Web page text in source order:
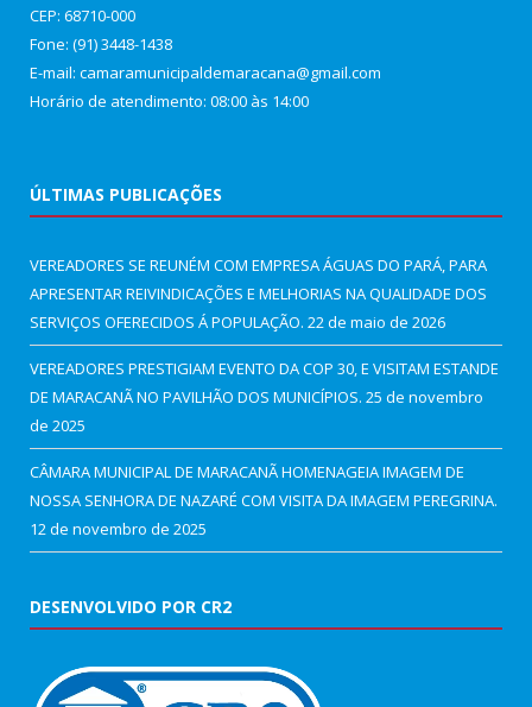
CEP: 68710-000
Fone: (91) 3448-1438
E-mail: camaramunicipaldemaracana@gmail.com
Horário de atendimento: 08:00 às 14:00
ÚLTIMAS PUBLICAÇÕES
VEREADORES SE REUNÉM COM EMPRESA ÁGUAS DO PARÁ, PARA
APRESENTAR REIVINDICAÇÕES E MELHORIAS NA QUALIDADE DOS
SERVIÇOS OFERECIDOS Á POPULAÇÃO. 22 de maio de 2026
VEREADORES PRESTIGIAM EVENTO DA COP 30, E VISITAM ESTANDE
DE MARACANÃ NO PAVILHÃO DOS MUNICÍPIOS. 25 de novembro
de 2025
CÂMARA MUNICIPAL DE MARACANÃ HOMENAGEIA IMAGEM DE
NOSSA SENHORA DE NAZARÉ COM VISITA DA IMAGEM PEREGRINA.
12 de novembro de 2025
DESENVOLVIDO POR CR2